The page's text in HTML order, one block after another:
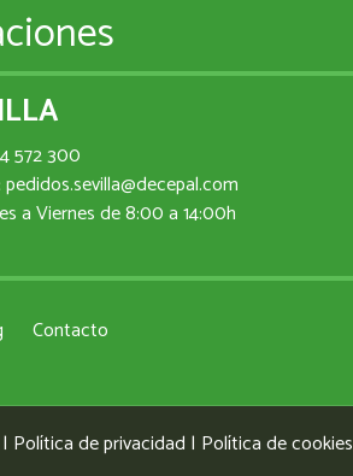
572 300
pedidos.sevilla@decepal.com
a Viernes de 8:00 a 14:00h
Contacto
| Política de privacidad | Política de cookies